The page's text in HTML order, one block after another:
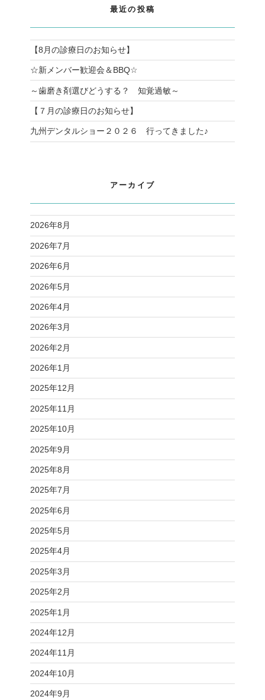
最近の投稿
【8月の診療日のお知らせ】
☆新メンバー歓迎会＆BBQ☆
～歯磨き剤選びどうする？ 知覚過敏～
【７月の診療日のお知らせ】
九州デンタルショー２０２６ 行ってきました♪
アーカイブ
2026年8月
2026年7月
2026年6月
2026年5月
2026年4月
2026年3月
2026年2月
2026年1月
2025年12月
2025年11月
2025年10月
2025年9月
2025年8月
2025年7月
2025年6月
2025年5月
2025年4月
2025年3月
2025年2月
2025年1月
2024年12月
2024年11月
2024年10月
2024年9月